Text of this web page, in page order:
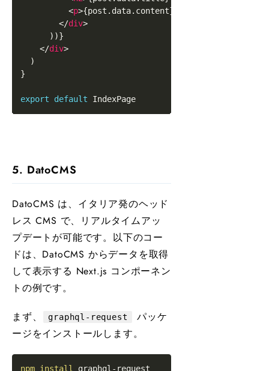
<p>{post . data. content}
</div>
) )}
</div>
)
}
export default IndexPage
5. DatoCMS
DatoCMS は、イタリア発のヘッド
レス CMS で、リアルタイムアッ
プデートが可能です。以下のコー
ドは、DatoCMS からデータを取得
して表示する Next.js コンポーネン
トの例です。
まず、 graphql-request
パッケ
ージをインストールします。
npm install